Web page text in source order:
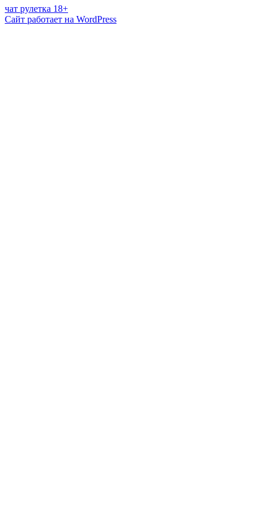
чат рулетка 18+
Сайт работает на WordPress